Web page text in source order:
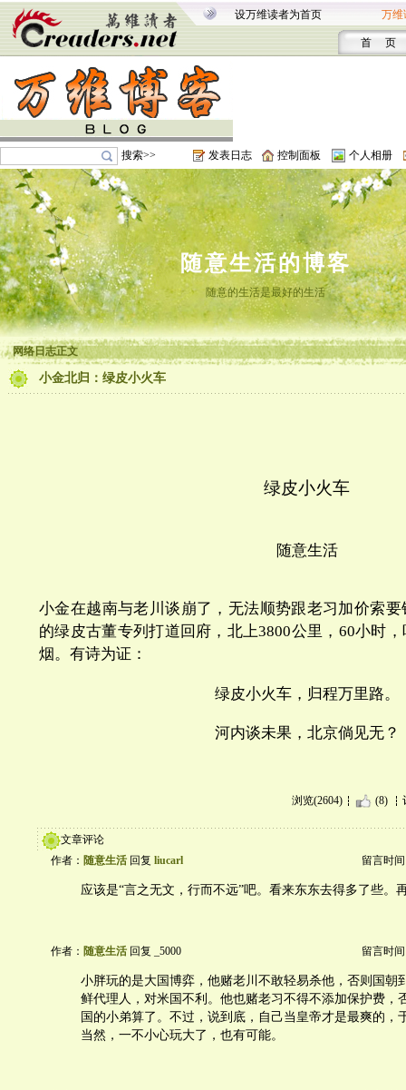
设万维读者为首页 万维
首 页
搜索>> 发表日志 控制面板 个人相册
随意生活的博客
随意的生活是最好的生活
网络日志正文
小金北归：绿皮小火车
绿皮小火车
随意生活
小金在越南与老川谈崩了，无法顺势跟老习加价索
的绿皮古董专列打道回府，北上3800公里，60小时
烟。 有诗为证：
绿皮小火车，归程万里路。
河内谈未果，北京倘见无？
浏览(2604) (8)
文章评论
作者： 随意生活 回复 liucarl 留言时间
应该是“言之无文，行而不远”吧。看来东东去得多了些。
作者： 随意生活 回复 _5000 留言时间
小胖玩的是大国博弈，他赌老川不敢轻易杀他，否则国朝
鲜代理人，对米国不利。他也赌老习不得不添加保护费，
国的小弟算了。不过，说到底，自己当皇帝才是最爽的，
当然，一不小心玩大了，也有可能。